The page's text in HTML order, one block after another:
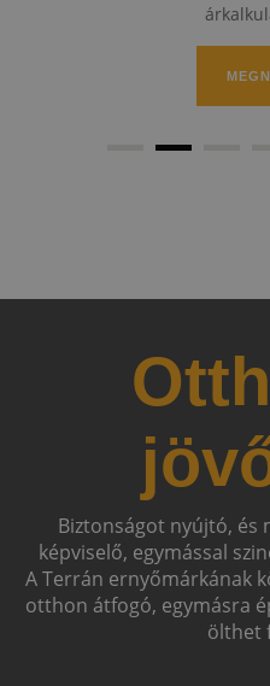
Biztonságot nyújtó, és
képviselő, egymással
A Terrán ernyőmárkának
otthon átfogó, egymásra
ölthet